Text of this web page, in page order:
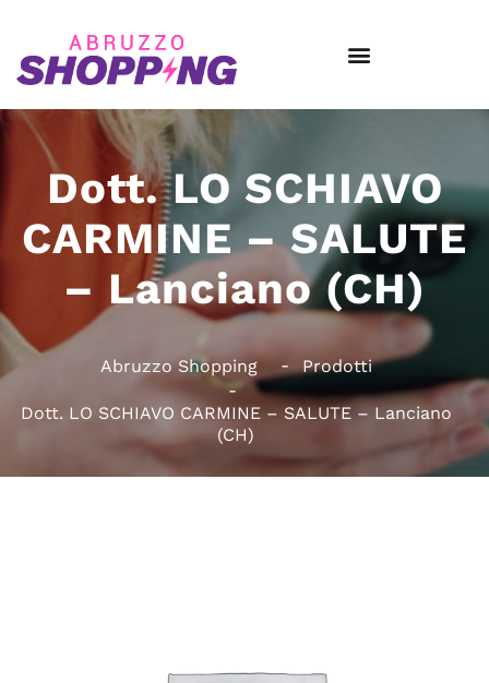
Dott. LO SCHIAVO
CARMINE – SALUTE
– Lanciano (CH)
Abruzzo Shopping Prodotti
Dott. LO SCHIAVO CARMINE – SALUTE – Lanciano
(CH)